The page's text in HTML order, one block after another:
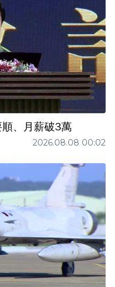
、月薪破3萬
2026.08.08 00:02